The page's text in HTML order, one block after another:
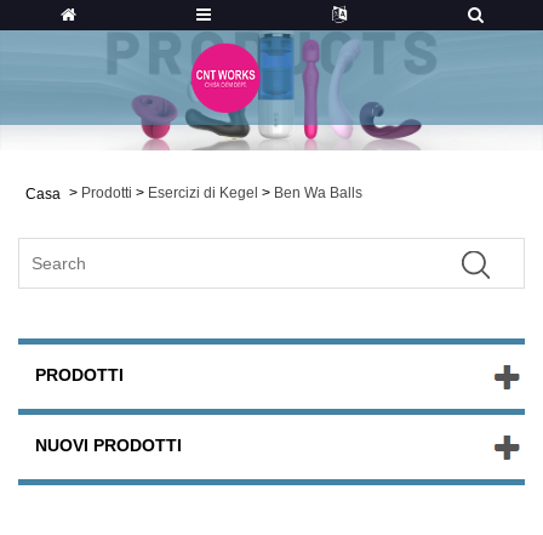
Casa > Prodotti > Esercizi di Kegel > Ben Wa Balls
PRODOTTI
NUOVI PRODOTTI